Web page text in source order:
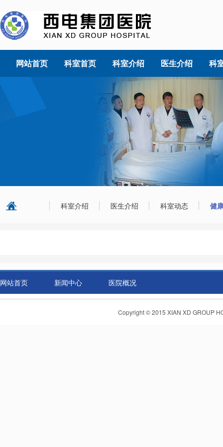
网站首页 科室首页 科室介绍 医生介绍 科
科室介绍 医生介绍 科室动态 健
网站首页 新闻中心 医院概况
Copyright © 2015 XIAN XD GROUP